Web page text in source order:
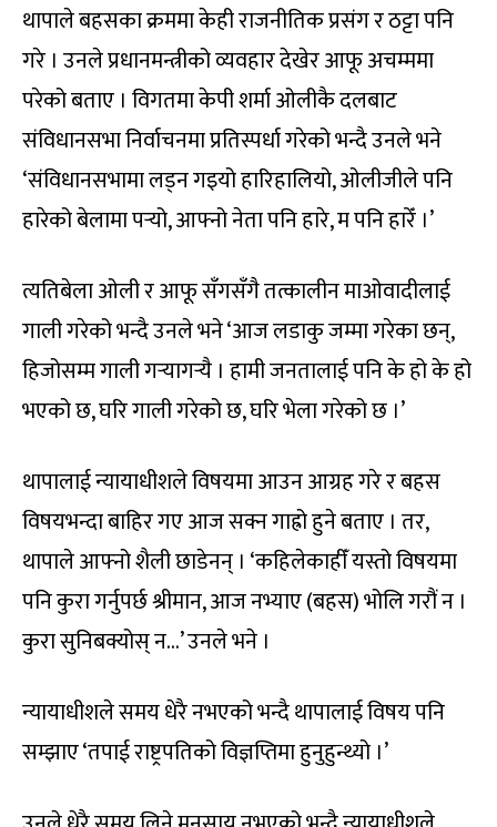
थापाले बहसका क्रममा केही राजनीतिक प्रसंग र ठट्टा पनि
गरे । उनले प्रधानमन्त्रीको व्यवहार देखेर आफू अचम्ममा
परेको बताए । विगतमा केपी शर्मा ओलीकै दलबाट
संविधानसभा निर्वाचनमा प्रतिस्पर्धा गरेको भन्दै उनले भने
‘संविधानसभामा लड्न गइयो हारिहालियो, ओलीजीले पनि
हारेको बेलामा पर्‍यो, आफ्नो नेता पनि हारे, म पनि हारेँ ।’
त्यतिबेला ओली र आफू सँगसँगै तत्कालीन माओवादीलाई
गाली गरेको भन्दै उनले भने ‘आज लडाकु जम्मा गरेका छन्,
हिजोसम्म गाली गर्‍यागर्‍यै । हामी जनतालाई पनि के हो के हो
भएको छ, घरि गाली गरेको छ, घरि भेला गरेको छ ।’
थापालाई न्यायाधीशले विषयमा आउन आग्रह गरे र बहस
विषयभन्दा बाहिर गए आज सक्न गाह्रो हुने बताए । तर,
थापाले आफ्नो शैली छाडेनन् । ‘कहिलेकाहीँ यस्तो विषयमा
पनि कुरा गर्नुपर्छ श्रीमान, आज नभ्याए (बहस) भोलि गरौं न ।
कुरा सुनिबक्योस् न…’ उनले भने ।
न्यायाधीशले समय धेरै नभएको भन्दै थापालाई विषय पनि
सम्झाए ‘तपाई राष्ट्रपतिको विज्ञप्तिमा हुनुहुन्थ्यो ।’